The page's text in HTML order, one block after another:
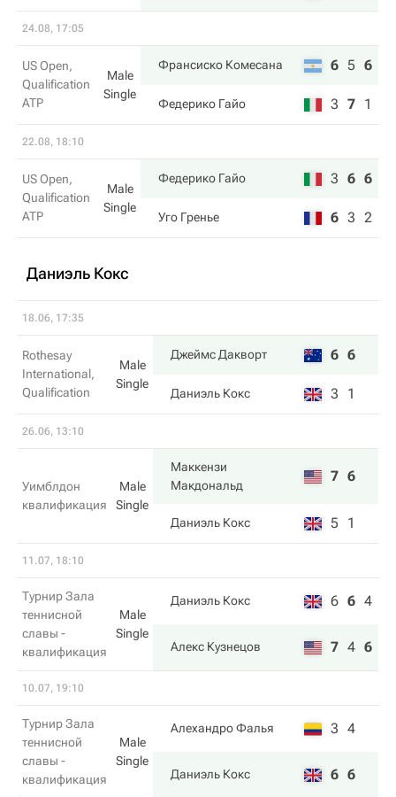
24.08, 17:05
US Open,
Qualification
ATP
Male
Single
Франсиско Комесана 6 5 6
Федерико Гайо 3 7 1
22.08, 18:10
US Open,
Qualification
ATP
Male
Single
Федерико Гайо 3 6 6
Уго Гренье 6 3 2
Даниэль Кокс
18.06, 17:35
Rothesay
International,
Qualification
Male
Single
Джеймс Дакворт 6 6
Даниэль Кокс 3 1
26.06, 13:10
Уимблдон
квалификация
Male
Single
Маккензи
Макдональд
7 6
Даниэль Кокс 5 1
11.07, 18:10
Турнир Зала
теннисной
славы -
квалификация
Male
Single
Даниэль Кокс 6 6 4
Алекс Кузнецов 7 4 6
10.07, 19:10
Турнир Зала
теннисной
славы -
квалификация
Male
Single
Алехандро Фалья 3 4
Даниэль Кокс 6 6